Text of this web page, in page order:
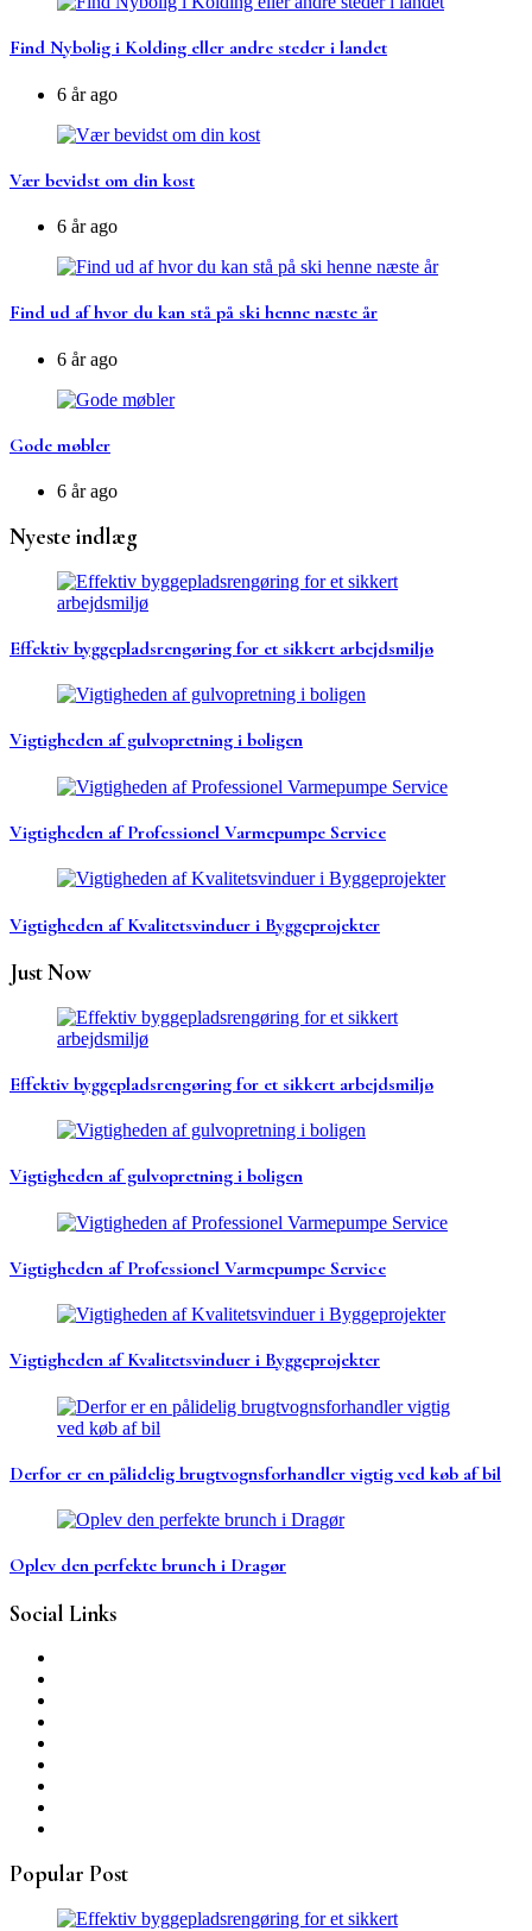
Find Nybolig i Kolding eller andre steder i landet
6 år ago
Vær bevidst om din kost
6 år ago
Find ud af hvor du kan stå på ski henne næste år
6 år ago
Gode møbler
6 år ago
Nyeste indlæg
Effektiv byggepladsrengøring for et sikkert arbejdsmiljø
Vigtigheden af gulvopretning i boligen
Vigtigheden af Professionel Varmepumpe Service
Vigtigheden af Kvalitetsvinduer i Byggeprojekter
Just Now
Effektiv byggepladsrengøring for et sikkert arbejdsmiljø
Vigtigheden af gulvopretning i boligen
Vigtigheden af Professionel Varmepumpe Service
Vigtigheden af Kvalitetsvinduer i Byggeprojekter
Derfor er en pålidelig brugtvognsforhandler vigtig ved køb af bil
Oplev den perfekte brunch i Dragør
Social Links
Popular Post